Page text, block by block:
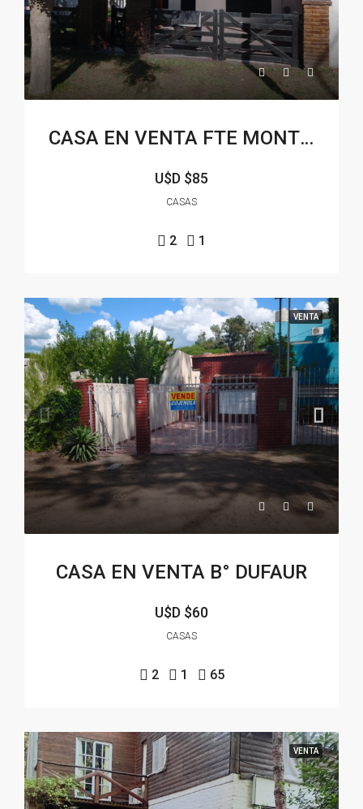
CASA EN VENTA FTE MONTE DEL ESTE
U$D $85
CASAS
2 1
VENTA
CASA EN VENTA B° DUFAUR
U$D $60
CASAS
2 1 65
VENTA